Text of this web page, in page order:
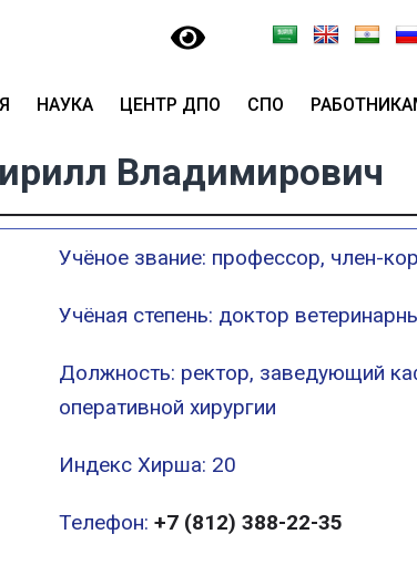
НАУКА ЦЕНТР ДПО СПО
Владимирович
Учёное звание: профессор, член-
Учёная степень: доктор
Должность: ректор, заведующий
оперативной хирургии
Индекс Хирша: 20
Телефон:+7 (812) 388-22-35